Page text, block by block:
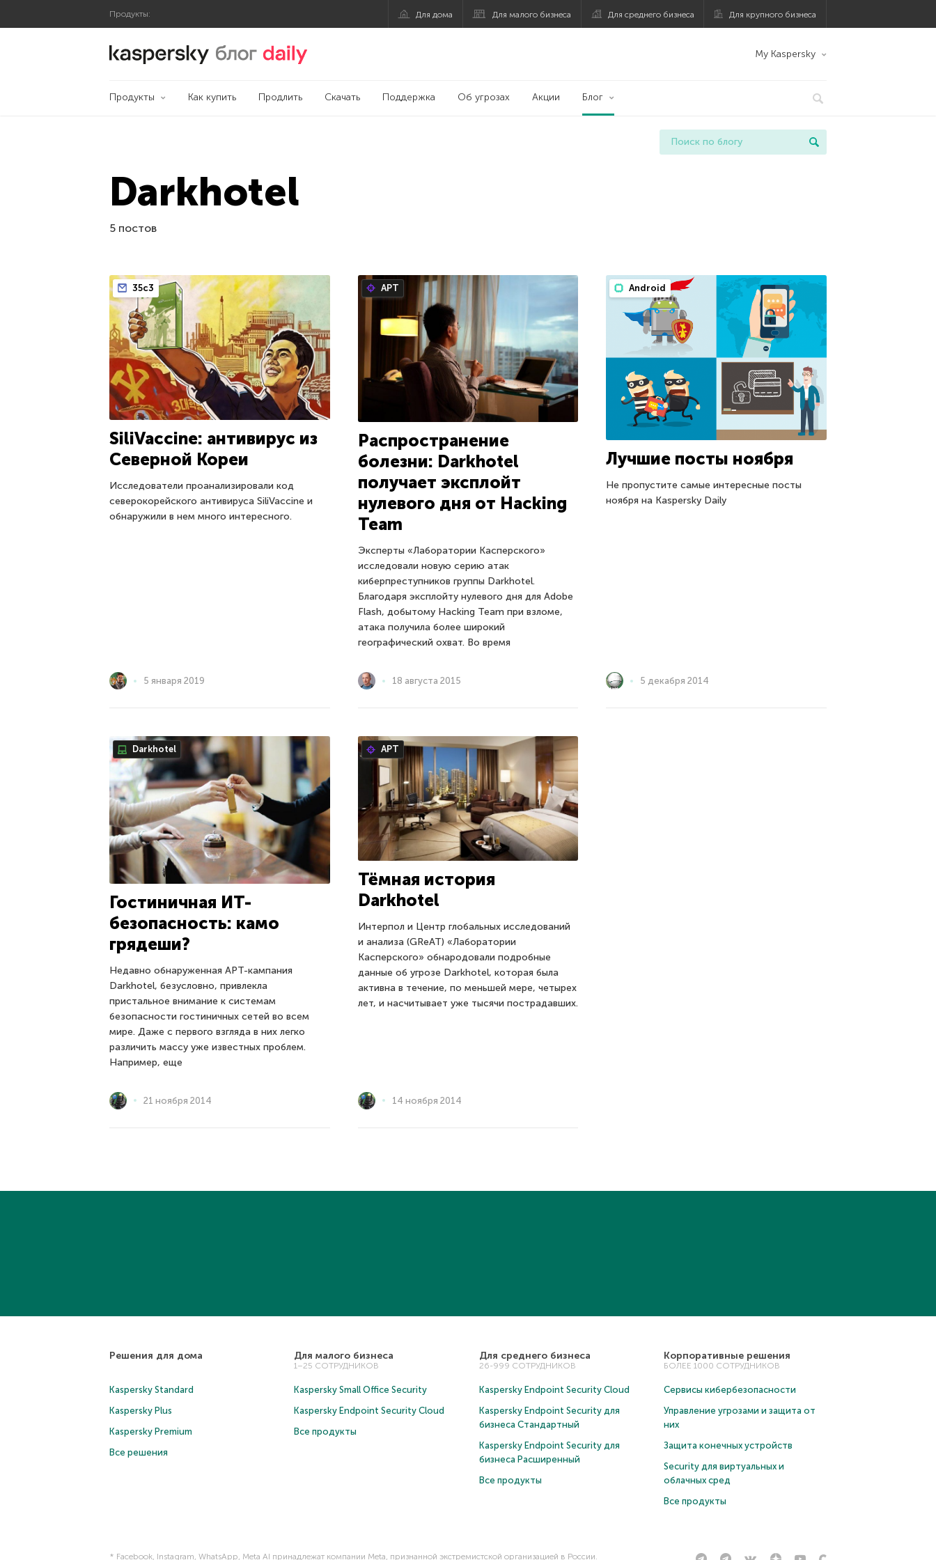
Продукты: Для дома Для малого бизнеса Для среднего бизнеса Для крупного бизнеса
Блог Касперского My Kaspersky
Продукты Как купить Продлить Скачать Поддержка Об угрозах Акции Блог
Darkhotel
5 постов
35c3
SiliVaccine: антивирус из
Северной Кореи
Исследователи проанализировали код
северокорейского антивируса SiliVaccine и
обнаружили в нем много интересного.
5 января 2019
APT
Распространение
болезни: Darkhotel
получает эксплойт
нулевого дня от Hacking
Team
Эксперты «Лаборатории Касперского»
исследовали новую серию атак
киберпреступников группы Darkhotel.
Благодаря эксплойту нулевого дня для Adobe
Flash, добытому Hacking Team при взломе,
атака получила более широкий
географический охват. Во время
18 августа 2015
Android
Лучшие посты ноября
Не пропустите самые интересные посты
ноября на Kaspersky Daily
5 декабря 2014
Darkhotel
Гостиничная ИТ-
безопасность: камо
грядеши?
Недавно обнаруженная APT-кампания
Darkhotel, безусловно, привлекла
пристальное внимание к системам
безопасности гостиничных сетей во всем
мире. Даже с первого взгляда в них легко
различить массу уже известных проблем.
Например, еще
21 ноября 2014
APT
Тёмная история
Darkhotel
Интерпол и Центр глобальных исследований
и анализа (GReAT) «Лаборатории
Касперского» обнародовали подробные
данные об угрозе Darkhotel, которая была
активна в течение, по меньшей мере, четырех
лет, и насчитывает уже тысячи пострадавших.
14 ноября 2014
Решения для дома
Kaspersky Standard
Kaspersky Plus
Kaspersky Premium
Все решения
Для малого бизнеса
1–25 СОТРУДНИКОВ
Kaspersky Small Office Security
Kaspersky Endpoint Security Cloud
Все продукты
Для среднего бизнеса
26-999 СОТРУДНИКОВ
Kaspersky Endpoint Security Cloud
Kaspersky Endpoint Security для
бизнеса Cтандартный
Kaspersky Endpoint Security для
бизнеса Расширенный
Все продукты
Корпоративные решения
БОЛЕЕ 1000 СОТРУДНИКОВ
Сервисы кибербезопасности
Управление угрозами и защита от
них
Защита конечных устройств
Security для виртуальных и
облачных сред
Все продукты
* Facebook, Instagram, WhatsApp, Meta AI принадлежат компании Meta, признанной экстремистской организацией в России.